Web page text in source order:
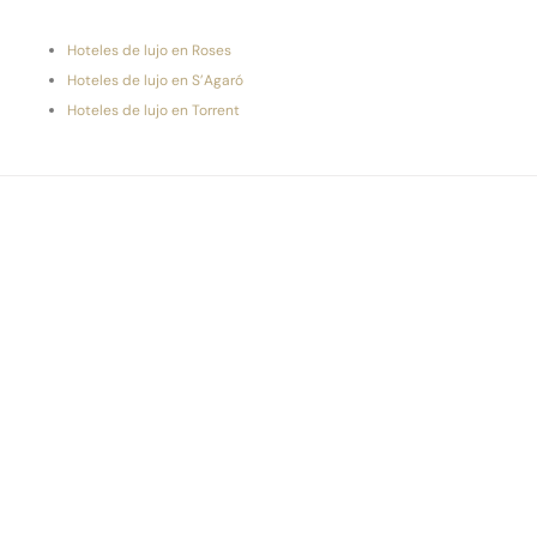
Hoteles de lujo en Roses
Hoteles de lujo en S’Agaró
Hoteles de lujo en Torrent